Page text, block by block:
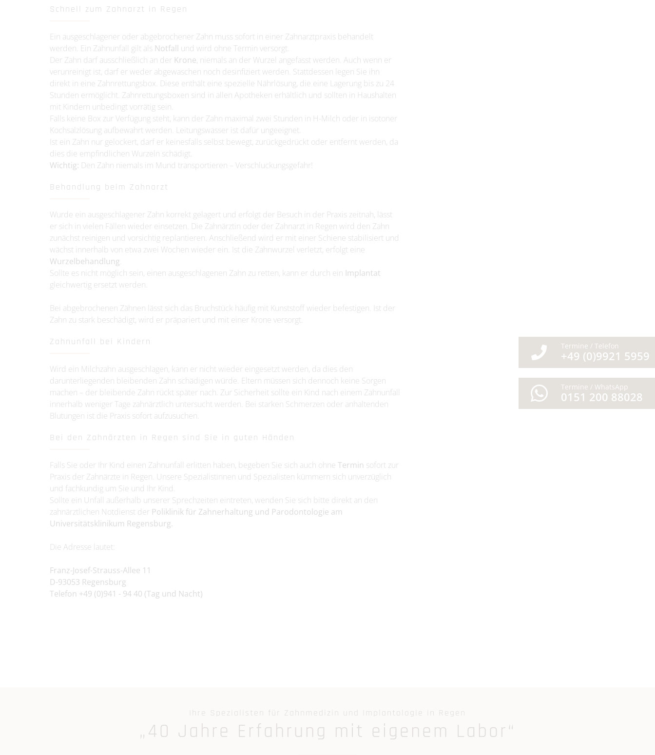
Schnell zum Zahnarzt in Regen
Ein ausgeschlagener oder abgebrochener Zahn muss sofort in einer Zahnarztpraxis behandelt
werden. Ein Zahnunfall gilt als Notfall und wird ohne Termin versorgt.
Der Zahn darf ausschließlich an der Krone, niemals an der Wurzel angefasst werden. Auch wenn er
verunreinigt ist, darf er weder abgewaschen noch desinfiziert werden. Stattdessen legen Sie ihn
direkt in eine Zahnrettungsbox. Diese enthält eine spezielle Nährlösung, die eine Lagerung bis zu 24
Stunden ermöglicht. Zahnrettungsboxen sind in allen Apotheken erhältlich und sollten in Haushalten
mit Kindern unbedingt vorrätig sein.
Falls keine Box zur Verfügung steht, kann der Zahn maximal zwei Stunden in H-Milch oder in isotoner
Kochsalzlösung aufbewahrt werden. Leitungswasser ist dafür ungeeignet.
Ist ein Zahn nur gelockert, darf er keinesfalls selbst bewegt, zurückgedrückt oder entfernt werden, da
dies die empfindlichen Wurzeln schädigt.
Wichtig: Den Zahn niemals im Mund transportieren – Verschluckungsgefahr!
Behandlung beim Zahnarzt
Wurde ein ausgeschlagener Zahn korrekt gelagert und erfolgt der Besuch in der Praxis zeitnah, lässt
er sich in vielen Fällen wieder einsetzen. Die Zahnärztin oder der Zahnarzt in Regen wird den Zahn
zunächst reinigen und vorsichtig replantieren. Anschließend wird er mit einer Schiene stabilisiert und
wächst innerhalb von etwa zwei Wochen wieder ein. Ist die Zahnwurzel verletzt, erfolgt eine
Wurzelbehandlung
Sollte es nicht möglich sein, einen ausgeschlagenen Zahn zu retten, kann er durch ein Implantat
gleichwertig ersetzt werden.
Bei abgebrochenen Zähnen lässt sich das Bruchstück häufig mit Kunststoff wieder befestigen. Ist der
Zahn zu stark beschädigt, wird er präpariert und mit einer Krone versorgt.
Zahnunfall bei Kindern
Wird ein Milchzahn ausgeschlagen, kann er nicht wieder eingesetzt werden, da dies den
darunterliegenden bleibenden Zahn schädigen würde. Eltern müssen sich dennoch keine Sorgen
machen – der bleibende Zahn rückt später nach. Zur Sicherheit sollte ein Kind nach einem Zahnunfall
innerhalb weniger Tage zahnärztlich untersucht werden. Bei starken Schmerzen oder anhaltenden
Blutungen ist die Praxis sofort aufzusuchen.
Bei den Zahnärzten in Regen sind Sie in guten Händen
Falls Sie oder Ihr Kind einen Zahnunfall erlitten haben, begeben Sie sich auch ohne Termin sofort zur
Praxis der Zahnärzte in Regen. Unsere Spezialistinnen und Spezialisten kümmern sich unverzüglich
und fachkundig um Sie und Ihr Kind.
Sollte ein Unfall außerhalb unserer Sprechzeiten eintreten, wenden Sie sich bitte direkt an den
zahnärztlichen Notdienst der Poliklinik für Zahnerhaltung und Parodontologie am
Universitätsklinikum Regensburg.
Die Adresse lautet:
Franz-Josef-Strauss-Allee 11
D-93053 Regensburg
Telefon +49 (0)941 - 94 40 (Tag und Nacht)
Ihre Spezialisten für Zahnmedizin und Implantologie in Regen
„40 Jahre Erfahrung mit eigenem Labor“
Termine / Telefon
+49 (0)9921 5959
Termine / WhatsApp
0151 200 88028